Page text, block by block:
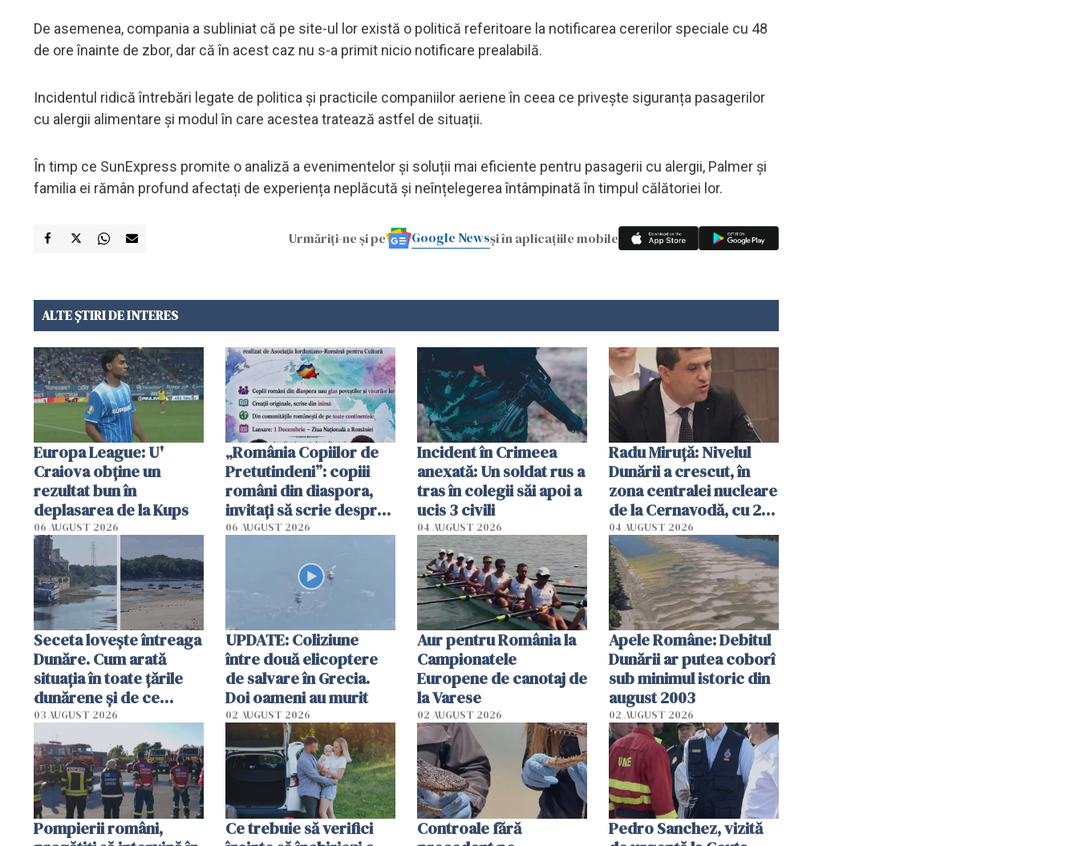
De asemenea, compania a subliniat că pe site-ul lor există o politică referitoare la notificarea cererilor speciale cu 48
de ore înainte de zbor, dar că în acest caz nu s-a primit nicio notificare prealabilă.
Incidentul ridică întrebări legate de politica și practicile companiilor aeriene în ceea ce privește siguranța pasagerilor
cu alergii alimentare și modul în care acestea tratează astfel de situații.
În timp ce SunExpress promite o analiză a evenimentelor și soluții mai eficiente pentru pasagerii cu alergii, Palmer și
familia ei rămân profund afectați de experiența neplăcută și neînțelegerea întâmpinată în timpul călătoriei lor.
Urmăriți-ne și pe Google Newsși în aplicațiile mobile
ALTE ȘTIRI DE INTERES
Europa League: U'
Craiova obține un
rezultat bun în
deplasarea de la Kups
06 AUGUST 2026
„România Copiilor de
Pretutindeni”: copiii
români din diaspora,
invitați să scrie despre
România într-un volum
06 AUGUST 2026
Incident în Crimeea
anexată: Un soldat rus a
tras în colegii săi apoi a
ucis 3 civili
04 AUGUST 2026
Radu Miruţă: Nivelul
Dunării a crescut, în
zona centralei nucleare
de la Cernavodă, cu 2
cm faţă de ziua trecută
04 AUGUST 2026
Seceta lovește întreaga
Dunăre. Cum arată
situația în toate țările
dunărene și de ce
România resimte
efectele, deși a plouat
în iulie
03 AUGUST 2026
UPDATE: Coliziune
între două elicoptere
de salvare în Grecia.
Doi oameni au murit
02 AUGUST 2026
Aur pentru România la
Campionatele
Europene de canotaj de
la Varese
02 AUGUST 2026
Apele Române: Debitul
Dunării ar putea coborî
sub minimul istoric din
august 2003
02 AUGUST 2026
Pompierii români,
Ce trebuie să verifici
Controale fără
Pedro Sanchez, vizită